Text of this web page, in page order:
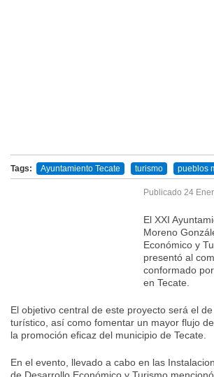
Tags: Ayuntamiento Tecate turismo pueblos
Publicado 24
El XXI
Moreno
Económico y
presentó al
conformado
en Tecate.
El objetivo central de este proyecto será el
turístico, así como fomentar un mayor flujo
la promoción eficaz del municipio de Tecate.
En el evento, llevado a cabo en las